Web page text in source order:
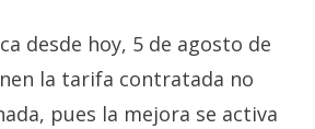
desde hoy, 5 de agosto de
la tarifa contratada no
pues la mejora se activa